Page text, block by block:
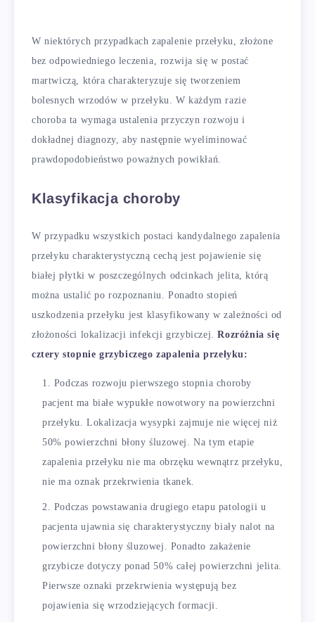
W niektórych przypadkach zapalenie przełyku, złożone
bez odpowiedniego leczenia, rozwija się w postać
martwiczą, która charakteryzuje się tworzeniem
bolesnych wrzodów w przełyku. W każdym razie
choroba ta wymaga ustalenia przyczyn rozwoju i
dokładnej diagnozy, aby następnie wyeliminować
prawdopodobieństwo poważnych powikłań.
Klasyfikacja choroby
W przypadku wszystkich postaci kandydalnego zapalenia
przełyku charakterystyczną cechą jest pojawienie się
białej płytki w poszczególnych odcinkach jelita, którą
można ustalić po rozpoznaniu. Ponadto stopień
uszkodzenia przełyku jest klasyfikowany w zależności od
złożoności lokalizacji infekcji grzybiczej.Rozróżnia się
cztery stopnie grzybiczego zapalenia przełyku:
Podczas rozwoju pierwszego stopnia choroby
pacjent ma białe wypukłe nowotwory na powierzchni
przełyku. Lokalizacja wysypki zajmuje nie więcej niż
50% powierzchni błony śluzowej. Na tym etapie
zapalenia przełyku nie ma obrzęku wewnątrz przełyku,
nie ma oznak przekrwienia tkanek.
Podczas powstawania drugiego etapu patologii u
pacjenta ujawnia się charakterystyczny biały nalot na
powierzchni błony śluzowej. Ponadto zakażenie
grzybicze dotyczy ponad 50% całej powierzchni jelita.
Pierwsze oznaki przekrwienia występują bez
pojawienia się wrzodziejących formacji.